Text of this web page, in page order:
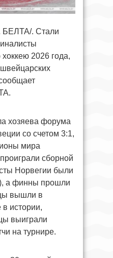
БЕЛТА/. Стали
2026 года,
хозяева форума
со счетом 3:1,
мира
сборной
Норвегии были
а финны прошли
вышли в
истории,
выиграли
на турнире.